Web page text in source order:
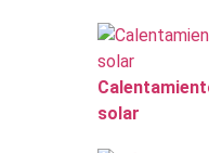
solar